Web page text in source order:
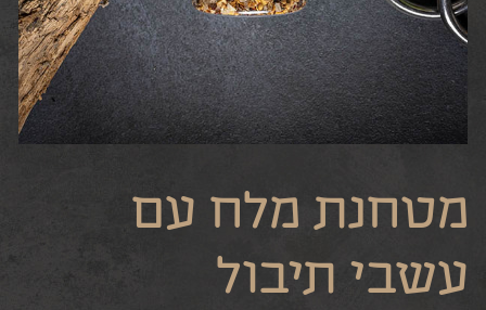
מטחנת מלח עם
עשבי תיבול